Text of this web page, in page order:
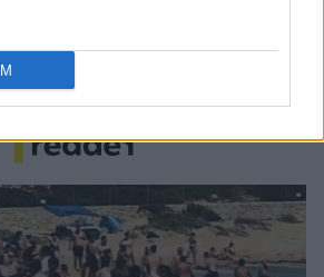
η ενεργειακή αναβάθμιση - Γιατί